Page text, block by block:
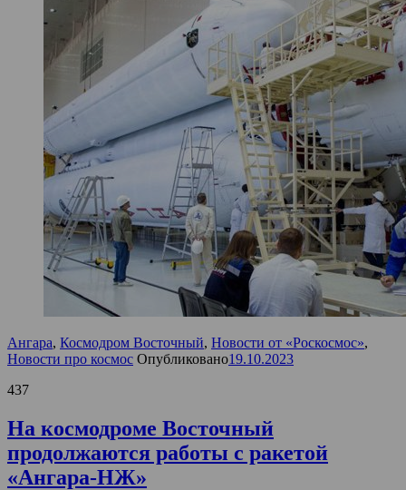
Ангара, Космодром Восточный, Новости от «Роскосмос»,
Новости про космос Опубликовано19.10.2023
437
На космодроме Восточный
продолжаются работы с ракетой
«Ангара-НЖ»